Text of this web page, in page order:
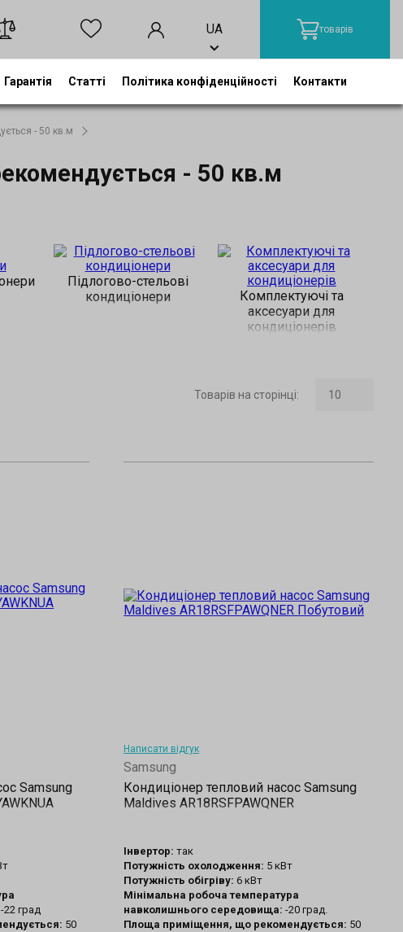
UA товарів
Гарантія Статті Політика конфіденційності Контакти
- 50 кв.м
- 50 кв.м
Підлогово-стельові
кондиціонери
Комплектуючі та
аксесуари для
кондиціонерів
Товарів на сторінці:
Samsung
-22 град
50
Написати відгук
Samsung
Кондиціонер тепловий насос Samsung
Maldives AR18RSFPAWQNER
Інвертор: так
Потужність охолодження: 5 кВт
Потужність обігріву: 6 кВт
Мінімальна робоча температура
навколишнього середовища: -20 град.
Площа приміщення, що рекомендується: 50